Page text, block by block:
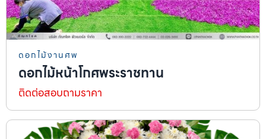
ดอกไม้งานศพ
ดอกไม้หน้าโกศพระราชทาน
ติดต่อสอบถามราคา